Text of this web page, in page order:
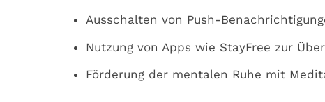
Ausschalten von Push-
Nutzung von Apps wie StayFree zur
Förderung der mentalen Ruhe mit